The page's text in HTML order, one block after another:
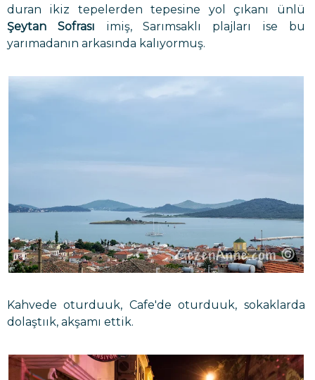
duran ikiz tepelerden tepesine yol çıkanı ünlü
Şeytan Sofrası imiş, Sarımsaklı plajları ise bu
yarımadanın arkasında kalıyormuş.
Kahvede oturduuk, Cafe'de oturduuk, sokaklarda
dolaştıık, akşamı ettik.